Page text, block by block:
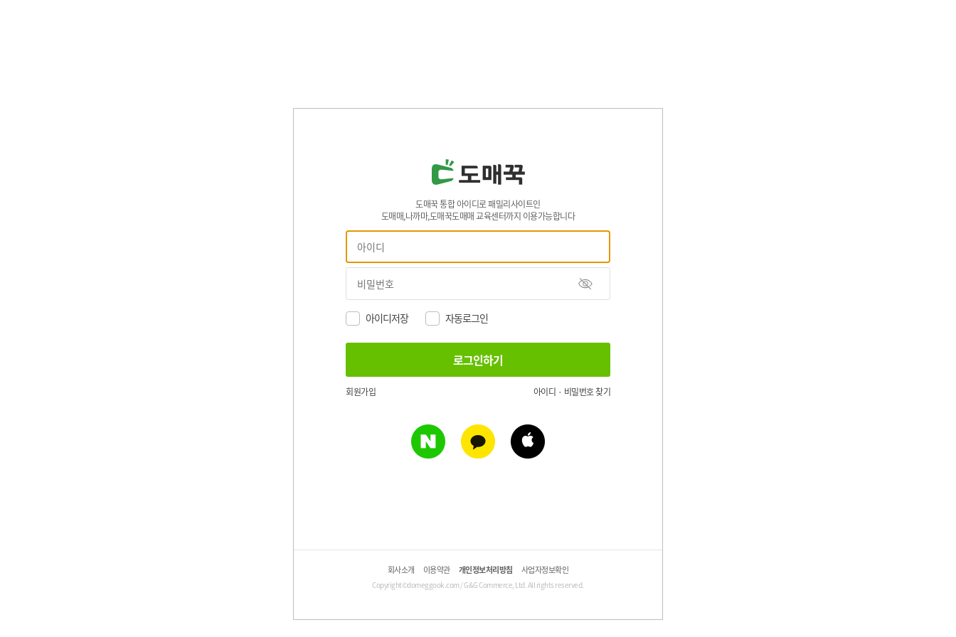
도매꾹 통합 아이디로 패밀리사이트인
도매매,나까마,도매꾹도매매 교육센터까지 이용가능합니다
아이디저장 자동로그인
회원가입 아이디 · 비밀번호 찾기
회사소개 이용약관 개인정보처리방침 사업자정보확인
Copyright©domeggook.com / G&G Commerce, Ltd. All rights reserved.